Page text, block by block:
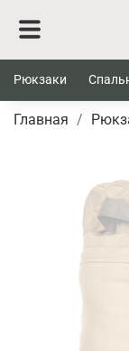
Рюкзаки
Главная